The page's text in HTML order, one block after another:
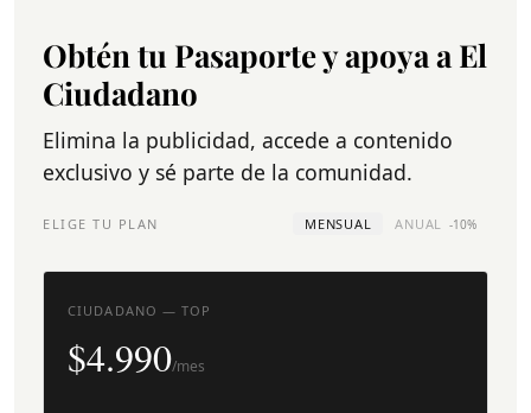
Obtén tu Pasaporte y apoya a El
Ciudadano
Elimina la publicidad, accede a contenido
exclusivo y sé parte de la comunidad.
ELIGE TU PLAN MENSUAL ANUAL -10%
CIUDADANO — TOP
$4.990/mes